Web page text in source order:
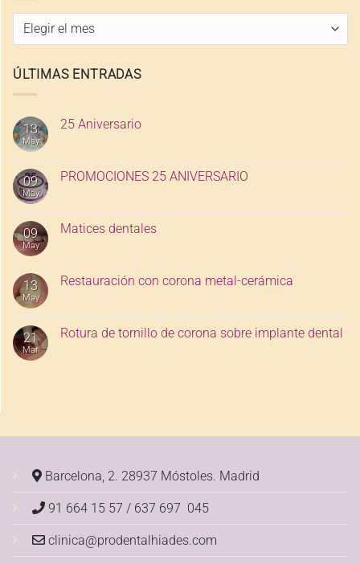
Archivo
ÚLTIMAS ENTRADAS
13
May
25 Aniversario
09
May
PROMOCIONES 25 ANIVERSARIO
09
May
Matices dentales
13
May
Restauración con corona metal-cerámica
21
Mar
Rotura de tornillo de corona sobre implante dental
Barcelona, 2. 28937 Móstoles. Madrid
91 664 15 57 / 637 697 045
clinica@prodentalhiades.com